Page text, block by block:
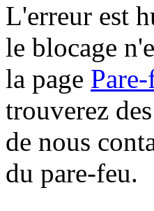
L'erreur est
le blocage
la page
trouverez
de nous
du pare-feu.